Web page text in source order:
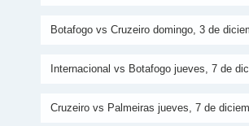
Botafogo vs Cruzeiro domingo, 3 de
Internacional vs Botafogo jueves, 7 de
Cruzeiro vs Palmeiras jueves, 7 de